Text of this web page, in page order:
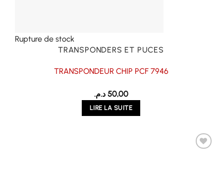
Rupture de stock
TRANSPONDERS ET PUCES
TRANSPONDEUR CHIP PCF 7946
50,00 د.م.
LIRE LA SUITE